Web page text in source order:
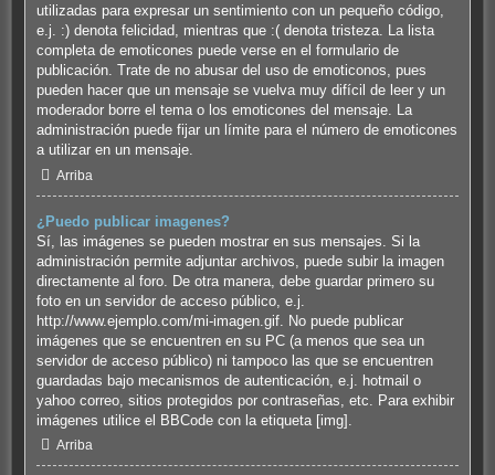
utilizadas para expresar un sentimiento con un pequeño código,
e.j. :) denota felicidad, mientras que :( denota tristeza. La lista
completa de emoticones puede verse en el formulario de
publicación. Trate de no abusar del uso de emoticonos, pues
pueden hacer que un mensaje se vuelva muy difícil de leer y un
moderador borre el tema o los emoticones del mensaje. La
administración puede fijar un límite para el número de emoticones
a utilizar en un mensaje.
Arriba
¿Puedo publicar imagenes?
Sí, las imágenes se pueden mostrar en sus mensajes. Si la
administración permite adjuntar archivos, puede subir la imagen
directamente al foro. De otra manera, debe guardar primero su
foto en un servidor de acceso público, e.j.
http://www.ejemplo.com/mi-imagen.gif. No puede publicar
imágenes que se encuentren en su PC (a menos que sea un
servidor de acceso público) ni tampoco las que se encuentren
guardadas bajo mecanismos de autenticación, e.j. hotmail o
yahoo correo, sitios protegidos por contraseñas, etc. Para exhibir
imágenes utilice el BBCode con la etiqueta [img].
Arriba